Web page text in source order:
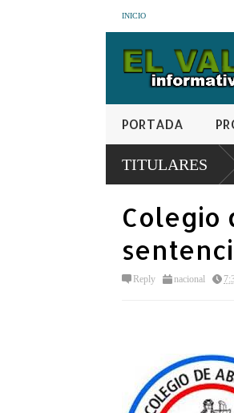
INICIO
PORTADA
TITULARES
PIONERO DE TRANSFORMACIÓN
Colegio
Reply nacional